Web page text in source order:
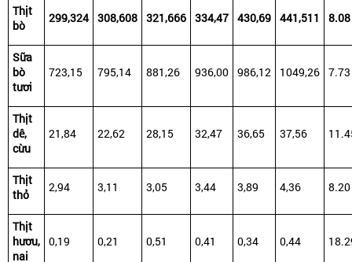
Thịt
bò
299,324 308,608 321,666 334,47 430,69 441,511 8.08
Sữa
bò
tươi
723,15 795,14 881,26 936,00 986,12 1049,26 7.73
Thịt
dê,
cừu
21,84 22,62 28,15 32,47 36,65 37,56
Thịt
thỏ
2,94 3,11 3,05 3,44 3,89 4,36 8.20
Thịt
hươu,
nai
0,19 0,21 0,51 0,41 0,34 0,44